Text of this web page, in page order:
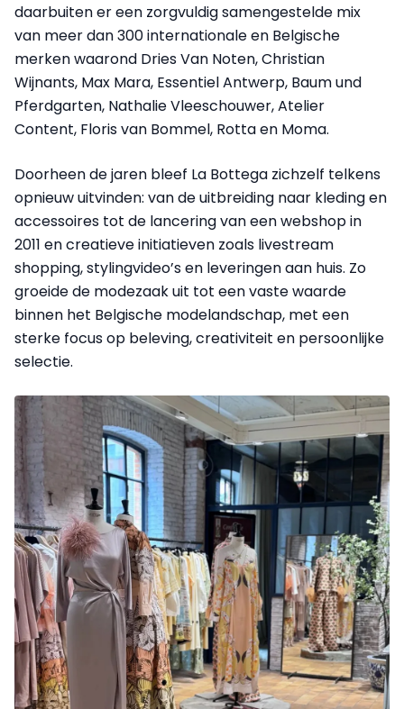
daarbuiten er een zorgvuldig samengestelde mix
van meer dan 300 internationale en Belgische
merken waarond Dries Van Noten, Christian
Wijnants, Max Mara, Essentiel Antwerp, Baum und
Pferdgarten, Nathalie Vleeschouwer, Atelier
Content, Floris van Bommel, Rotta en Moma.
Doorheen de jaren bleef La Bottega zichzelf telkens
opnieuw uitvinden: van de uitbreiding naar kleding en
accessoires tot de lancering van een webshop in
2011 en creatieve initiatieven zoals livestream
shopping, stylingvideo’s en leveringen aan huis. Zo
groeide de modezaak uit tot een vaste waarde
binnen het Belgische modelandschap, met een
sterke focus op beleving, creativiteit en persoonlijke
selectie.